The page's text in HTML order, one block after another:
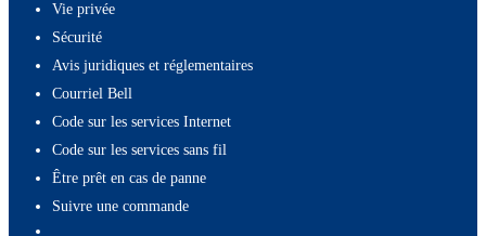
Vie privée
Sécurité
Avis juridiques et réglementaires
Courriel Bell
Code sur les services Internet
Code sur les services sans fil
Être prêt en cas de panne
Suivre une commande